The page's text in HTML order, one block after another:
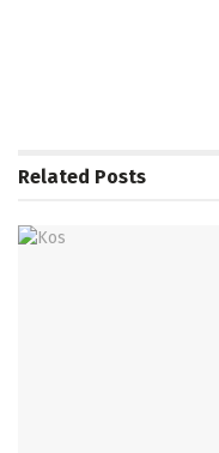
Related Posts